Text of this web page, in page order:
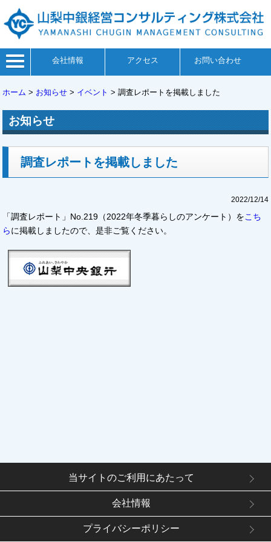
会社情報 アクセス お問い合わせ
ホーム > お知らせ > イベント >調査レポートを掲載しました
お知らせ
調査レポートを掲載しました
2022/12/14
「調査レポート」No.219（2022年冬季暮らしのアンケート）をこち
らに掲載しましたので、是非ご覧ください。
当サイトのご利用にあたって
会社情報
プライバシーポリシー